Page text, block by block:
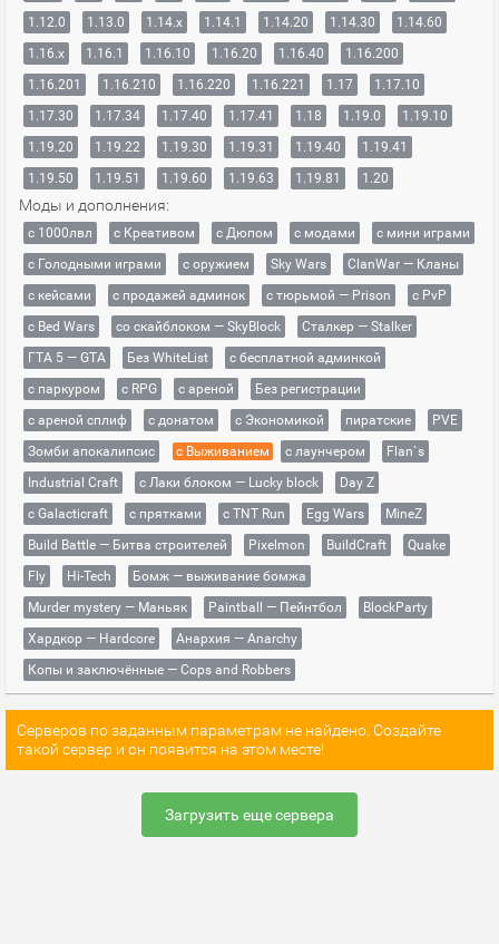
1.12.0
1.13.0 1.14.x 1.14.1 1.14.20 1.14.30
1.14.60
1.16.x
1.16.1 1.16.10 1.16.20 1.16.40
1.16.200
1.16.201
1.16.210 1.16.220 1.16.221 1.17
1.17.10
1.17.30
1.17.34 1.17.40 1.17.41 1.18 1.19.0
1.19.10
1.19.20
1.19.22 1.19.30 1.19.31 1.19.40
1.19.41
1.19.50
1.19.51 1.19.60 1.19.63 1.19.81 1.20
Моды и дополнения:
с 1000лвл c Креативом с Дюпом с модами
с мини играми
с Голодными играми
с оружием Sky Wars
ClanWar — Кланы
с кейсами
с продажей админок с тюрьмой — Prison
с PvP
с Bed Wars
со скайблоком — SkyBlock
Сталкер — Stalker
ГТА 5 — GTA
Без WhiteList
с бесплатной админкой
с паркуром
с RPG с ареной
Без регистрации
с ареной сплиф
с донатом с Экономикой пиратские
PVE
Зомби апокалипсис
с Выживанием с лаунчером
Flan`s
Industrial Craft
с Лаки блоком — Lucky block
Day Z
с Galacticraft
с прятками с TNT Run Egg Wars
MineZ
Build Battle — Битва строителей
Pixelmon BuildCraft
Quake
Fly
Hi-Tech
Бомж — выживание бомжа
Murder mystery — Маньяк
Paintball — Пейнтбол
BlockParty
Хардкор — Hardcore
Анархия — Anarchy
Копы и заключённые — Cops and Robbers
Серверов по заданным параметрам не найдено. Создайте
такой сервер и он появится на этом месте!
Загрузить еще сервера